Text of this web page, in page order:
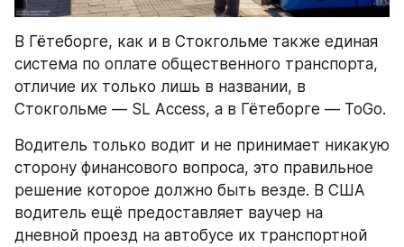
В Гётеборге, как и в Стокгольме также единая
система по оплате общественного транспорта,
отличие их только лишь в названии, в
Стокгольме — SL Access, а в Гётеборге — ToGo.
Водитель только водит и не принимает никакую
сторону финансового вопроса, это правильное
решение которое должно быть везде. В США
водитель ещё предоставляет ваучер на
дневной проезд на автобусе их транспортной